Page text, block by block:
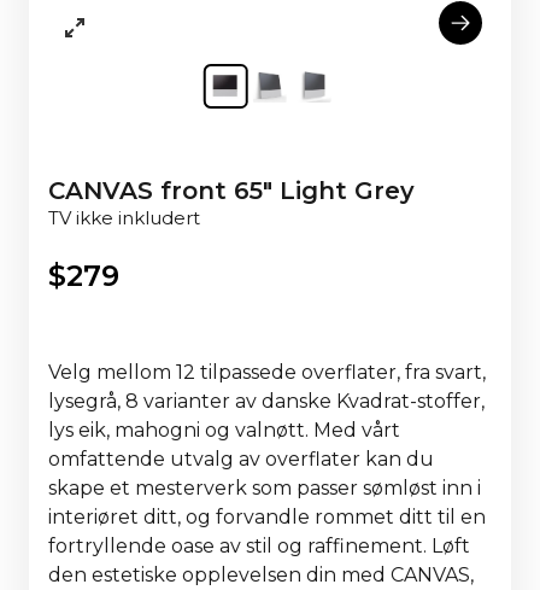
CANVAS front 65" Light Grey
TV ikke inkludert
$279
Velg mellom 12 tilpassede overflater, fra svart,
lysegrå, 8 varianter av danske Kvadrat-stoffer,
lys eik, mahogni og valnøtt. Med vårt
omfattende utvalg av overflater kan du
skape et mesterverk som passer sømløst inn i
interiøret ditt, og forvandle rommet ditt til en
fortryllende oase av stil og raffinement. Løft
den estetiske opplevelsen din med CANVAS,